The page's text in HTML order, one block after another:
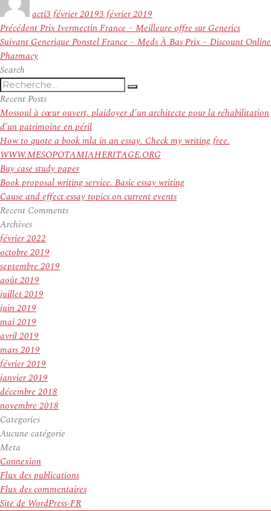
actile
3 février 20193 février 2019
Navigation
de
l’article
PrécédentArticle
précédent :
Prix Ivermectin France – Meilleure offre sur Generics
Suivant Article
suivant :
Generique Ponstel France – Meds À Bas Prix – Discount Online
Pharmacy
Search
Recherche
pour
:
Recherche
Recent Posts
Mossoul à cœur ouvert, plaidoyer d’un architecte pour la réhabilitation
d’un patrimoine en péril
How to quote a book mla in an essay. Check my writing free.
WWW.MESOPOTAMIAHERITAGE.ORG
Buy case study paper
Book proposal writing service. Basic essay writing
Cause and effect essay topics on current events
Recent Comments
Archives
février 2022
octobre 2019
septembre 2019
août 2019
juillet 2019
juin 2019
mai 2019
avril 2019
mars 2019
février 2019
janvier 2019
décembre 2018
novembre 2018
Categories
Aucune catégorie
Meta
Connexion
Flux des publications
Flux des commentaires
Site de WordPress-FR